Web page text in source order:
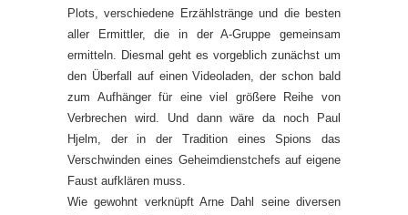
Plots, verschiedene Erzählstränge und die besten
aller Ermittler, die in der A-Gruppe gemeinsam
ermitteln. Diesmal geht es vorgeblich zunächst um
den Überfall auf einen Videoladen, der schon bald
zum Aufhänger für eine viel größere Reihe von
Verbrechen wird. Und dann wäre da noch Paul
Hjelm, der in der Tradition eines Spions das
Verschwinden eines Geheimdienstchefs auf eigene
Faust aufklären muss.
Wie gewohnt verknüpft Arne Dahl seine diversen